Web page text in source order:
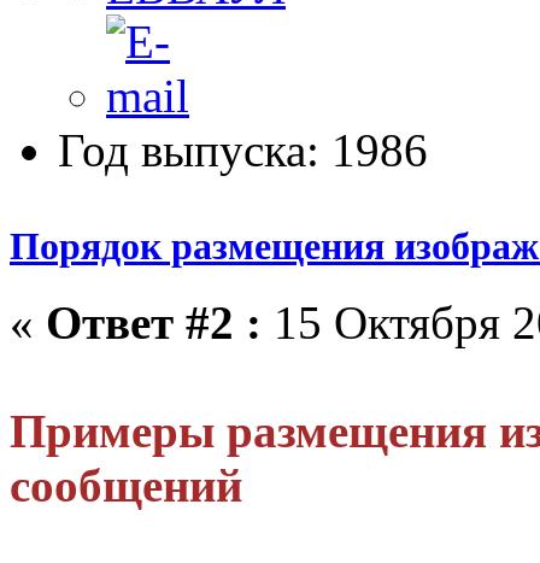
Год выпуска: 1986
Порядок размещения
« Ответ #2 : 15 Октября
Примеры размещения
сообщений